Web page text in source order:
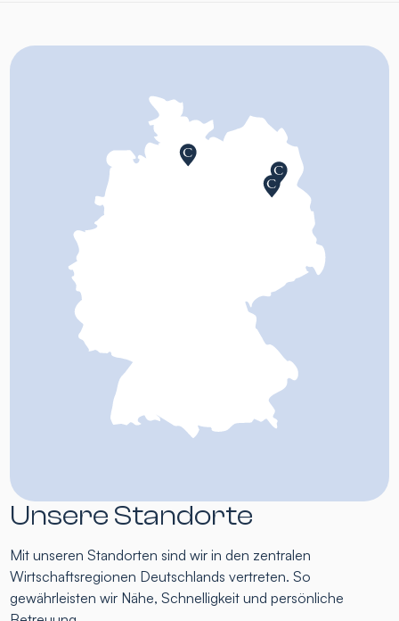
Unsere Standorte
Mit unseren Standorten sind wir in den zentralen
Wirtschaftsregionen Deutschlands vertreten. So
gewährleisten wir Nähe, Schnelligkeit und persönliche